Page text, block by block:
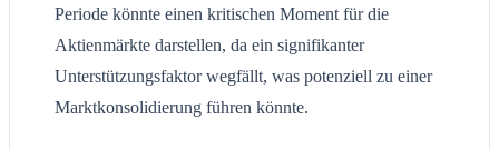
Periode könnte einen kritischen Moment für die
Aktienmärkte darstellen, da ein signifikanter
Unterstützungsfaktor wegfällt, was potenziell zu einer
Marktkonsolidierung führen könnte.